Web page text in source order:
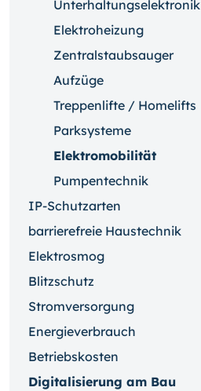
Unterhaltungselektronik
Elektroheizung
Zentralstaubsauger
Aufzüge
Treppenlifte / Homelifts
Parksysteme
Elektromobilität
Pumpentechnik
IP-Schutzarten
barrierefreie Haustechnik
Elektrosmog
Blitzschutz
Stromversorgung
Energieverbrauch
Betriebskosten
Digitalisierung am Bau